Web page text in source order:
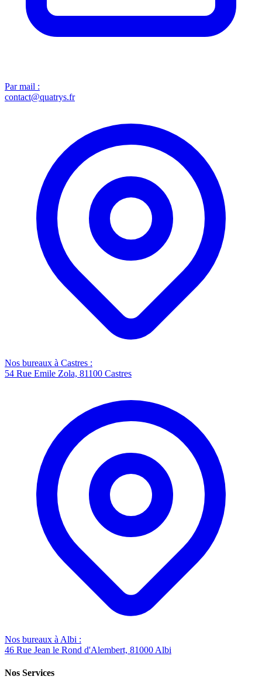
Par mail :
contact@quatrys.fr
Nos bureaux à Castres :
54 Rue Emile Zola, 81100 Castres
Nos bureaux à Albi :
46 Rue Jean le Rond d'Alembert, 81000 Albi
Nos Services